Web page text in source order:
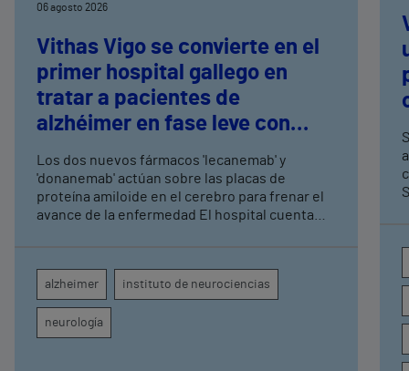
06 agosto 2026
Vithas Vigo se convierte en el
primer hospital gallego en
tratar a pacientes de
alzhéimer en fase leve con
Los dos nuevos fármacos 'lecanemab' y
'donanemab' actúan sobre las placas de
proteína amiloide en el cerebro para frenar el
avance de la enfermedad El hospital cuenta
seguimiento clínico de cada paciente
alzheimer instituto de neurociencias
neurología